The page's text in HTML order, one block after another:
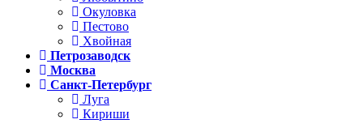
Окуловка
Пестово
Хвойная
Петрозаводск
Москва
Санкт-Петербург
Луга
Кириши